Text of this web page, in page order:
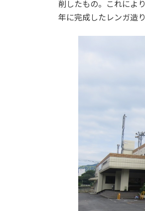
削したもの。これによ
年に完成したレンガ造